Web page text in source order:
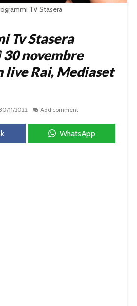
TV Stasera
Tv Stasera
novembre
live Rai, Mediaset
30/11/2022 Add comment
WhatsApp